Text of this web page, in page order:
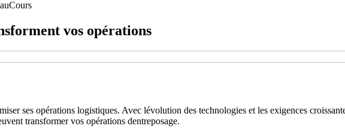
Cours
vos opérations
ses opérations logistiques. Avec lévolution des technologies et les exigences
transformer vos opérations dentreposage.